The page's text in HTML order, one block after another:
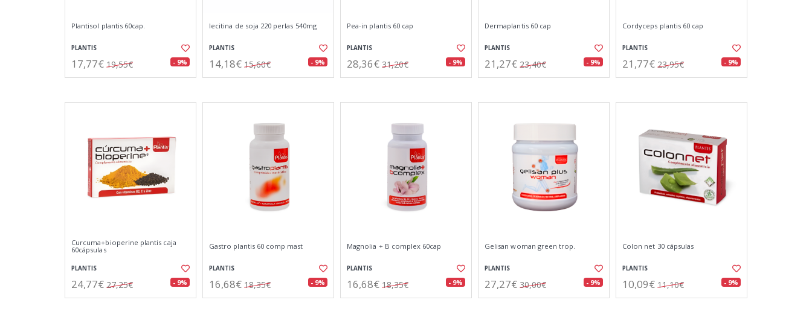
Plantisol plantis 60cap.
PLANTIS
17,77€ 19,55€ - 9%
lecitina de soja 220 perlas 540mg
PLANTIS
14,18€ 15,60€ - 9%
Pea-in plantis 60 cap
PLANTIS
28,36€ 31,20€ - 9%
Dermaplantis 60 cap
PLANTIS
21,27€ 23,40€ - 9%
Cordyceps plantis 60 cap
PLANTIS
21,77€ 23,95€ - 9%
Curcuma+bioperine plantis caja
60cápsulas
PLANTIS
24,77€ 27,25€ - 9%
Gastro plantis 60 comp mast
PLANTIS
16,68€ 18,35€ - 9%
Magnolia + B complex 60cap
PLANTIS
16,68€ 18,35€ - 9%
Gelisan woman green trop.
PLANTIS
27,27€ 30,00€ - 9%
Colon net 30 cápsulas
PLANTIS
10,09€ 11,10€ - 9%